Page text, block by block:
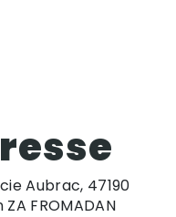
Aubrac, 47190
FROMADAN